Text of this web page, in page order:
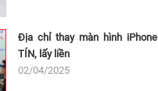
Địa chỉ thay màn hình
TÍN, lấy liền
02/04/2025